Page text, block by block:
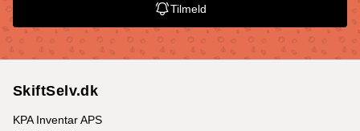
Tilmeld
SkiftSelv.dk
KPA Inventar APS